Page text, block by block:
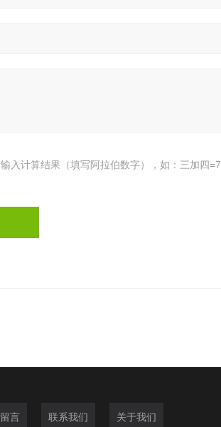
入计算结果（填写阿拉伯数字），如：三加四=7
言 联系我们 关于我们